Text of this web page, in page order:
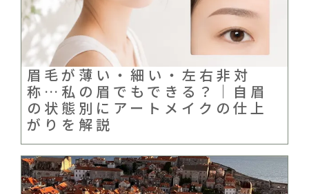
眉毛が薄い・細い・左右非対
称…私の眉でもできる？｜自眉
の状態別にアートメイクの仕上
がりを解説